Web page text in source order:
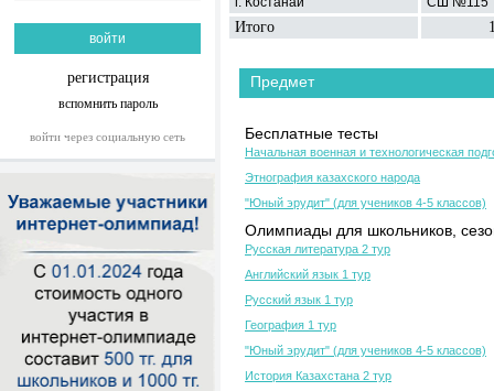
регистрация
вспомнить пароль
войти через социальную сеть
Итого
Предмет
Бесплатные тесты
Начальная военная и технологическая
Этнография казахского народа
"Юный эрудит" (для учеников 4-5 классов)
Олимпиады для школьников,
Русская литература 2 тур
Английский язык 1 тур
Русский язык 1 тур
География 1 тур
"Юный эрудит" (для учеников 4-5 классов)
История Казахстана 2 тур